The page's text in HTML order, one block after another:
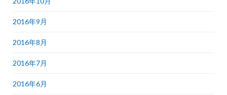
2016年9月
2016年8月
2016年7月
2016年6月